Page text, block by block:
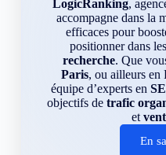
LogicRanking,
accompagne dans la
efficaces pour
positionner dans
recherche. Que
Paris, ou ailleurs en
équipe d’experts en
objectifs detrafic
et
En